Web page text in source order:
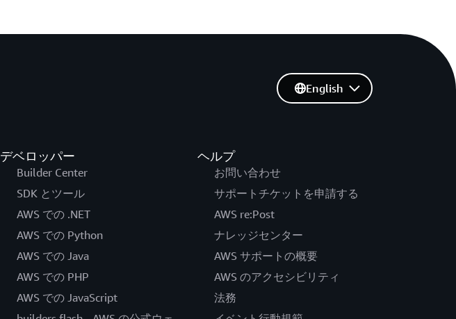
デベロッパー
Builder Center
SDK とツール
AWS での .NET
AWS での Python
AWS での Java
AWS での PHP
AWS での JavaScript
ヘルプ
お問い合わせ
サポートチケットを申請する
AWS re:Post
ナレッジセンター
AWS サポートの概要
AWS のアクセシビリティ
法務
English